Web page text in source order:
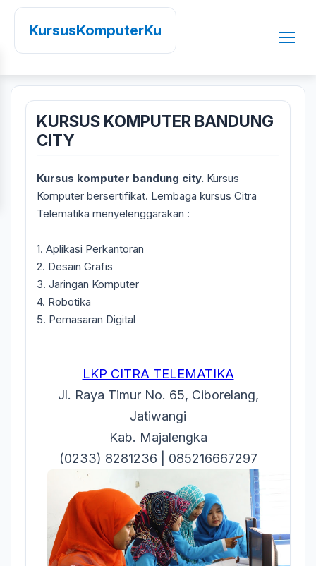
KursusKomputerKu
KURSUS KOMPUTER BANDUNG
CITY
Kursus komputer bandung city. Kursus
Komputer bersertifikat. Lembaga kursus Citra
Telematika menyelenggarakan :
1. Aplikasi Perkantoran
2. Desain Grafis
3. Jaringan Komputer
4. Robotika
5. Pemasaran Digital
LKP CITRA TELEMATIKA
Jl. Raya Timur No. 65, Ciborelang,
Jatiwangi
Kab. Majalengka
(0233) 8281236 | 085216667297